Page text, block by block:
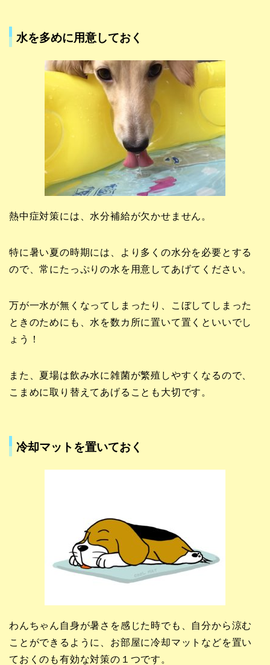
水を多めに用意しておく
熱中症対策には、水分補給が欠かせません。
特に暑い夏の時期には、より多くの水分を必要とする
ので、常にたっぷりの水を用意してあげてください。
万が一水が無くなってしまったり、こぼしてしまった
ときのためにも、水を数カ所に置いて置くといいでし
ょう！
また、夏場は飲み水に雑菌が繁殖しやすくなるので、
こまめに取り替えてあげることも大切です。
冷却マットを置いておく
わんちゃん自身が暑さを感じた時でも、自分から涼む
ことができるように、お部屋に冷却マットなどを置い
ておくのも有効な対策の１つです。